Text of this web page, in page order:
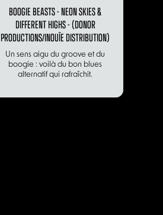
BOOGIE BEASTS - NEON SKIES &
DIFFERENT HIGHS - (DONOR
PRODUCTIONS/INOUÏE DISTRIBUTION)
Un sens aigu du groove et du
boogie : voilà du bon blues
alternatif qui rafraîchit.